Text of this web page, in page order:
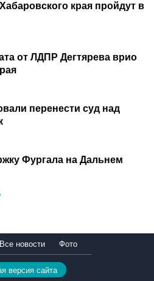
края пройдут в
от ЛДПР Дегтярева врио
перенести суд над
Фургала на Дальнем
Все новости Фото
версия сайта